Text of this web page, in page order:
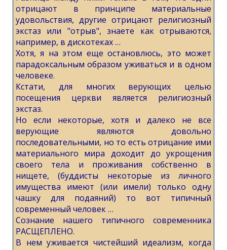
отрицают в принципе материальные
удовольствия, другие отрицают религиозный
экстаз или "отрыв", знаете как отрываются,
например, в дискотеках …
Хотя, я на этом еще остановлюсь, это может
парадоксальным образом уживаться и в одном
человеке.
Кстати, для многих верующих целью
посещения церкви является религиозный
экстаз.
Но если некоторые, хотя и далеко не все
верующие являются довольно
последовательными, но то есть отрицание ими
материального мира доходит до укрощения
своего тела и проживания собственно в
нищете, (буддисты некоторые из личного
имущества имеют (или имели) только одну
чашку для подаяний) то вот типичный
современный человек …
Сознание нашего типичного современника
РАСЩЕПЛЕНО.
В нем уживается чистейший идеализм, когда